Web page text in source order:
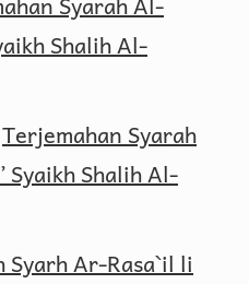
Shalih Al-
Terjemahan Syarah
Syaikh Shalih Al-
Syarh Ar-Rasa`il li